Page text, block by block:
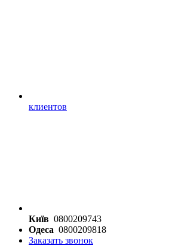
клиентов
Київ 0800209743
Одеса 0800209818
Заказать звонок